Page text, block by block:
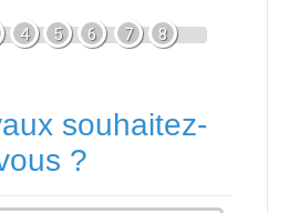
4 5 6 7 8
souhaitez-
?